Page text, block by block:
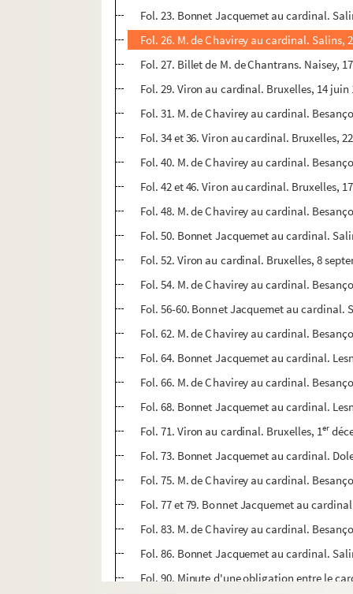
Fol. 23. Bonnet Jacquemet au cardinal.
Fol. 26. M. de Chavirey au cardinal. Salins,
Fol. 27. Billet de M. de Chantrans. Naisey,
Fol. 29. Viron au cardinal. Bruxelles, 14 juin
Fol. 31. M. de Chavirey au cardinal.
Fol. 34 et 36. Viron au cardinal. Bruxelles,
Fol. 40. M. de Chavirey au cardinal.
Fol. 42 et 46. Viron au cardinal. Bruxelles,
Fol. 48. M. de Chavirey au cardinal.
Fol. 50. Bonnet Jacquemet au cardinal.
Fol. 52. Viron au cardinal. Bruxelles, 8
Fol. 54. M. de Chavirey au cardinal.
Fol. 56-60. Bonnet Jacquemet au cardinal.
Fol. 62. M. de Chavirey au cardinal.
Fol. 64. Bonnet Jacquemet au cardinal.
Fol. 66. M. de Chavirey au cardinal.
Fol. 68. Bonnet Jacquemet au cardinal.
Fol. 71. Viron au cardinal. Bruxelles, 1er
Fol. 73. Bonnet Jacquemet au cardinal.
Fol. 75. M. de Chavirey au cardinal.
Fol. 77 et 79. Bonnet Jacquemet au
Fol. 83. M. de Chavirey au cardinal.
Fol. 86. Bonnet Jacquemet au cardinal.
Fol. 90. Minute d'une obligation entre le